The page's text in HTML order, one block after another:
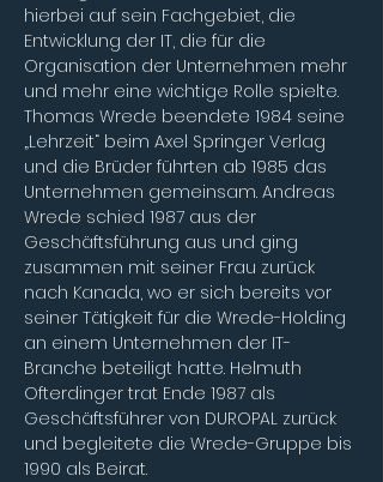
hierbei auf sein Fachgebiet, die
Entwicklung der IT, die für die
Organisation der Unternehmen mehr
und mehr eine wichtige Rolle spielte.
Thomas Wrede beendete 1984 seine
„Lehrzeit“ beim Axel Springer Verlag
und die Brüder führten ab 1985 das
Unternehmen gemeinsam. Andreas
Wrede schied 1987 aus der
Geschäftsführung aus und ging
zusammen mit seiner Frau zurück
nach Kanada, wo er sich bereits vor
seiner Tätigkeit für die Wrede-Holding
an einem Unternehmen der IT-
Branche beteiligt hatte. Helmuth
Ofterdinger trat Ende 1987 als
Geschäftsführer von DUROPAL zurück
und begleitete die Wrede-Gruppe bis
1990 als Beirat.